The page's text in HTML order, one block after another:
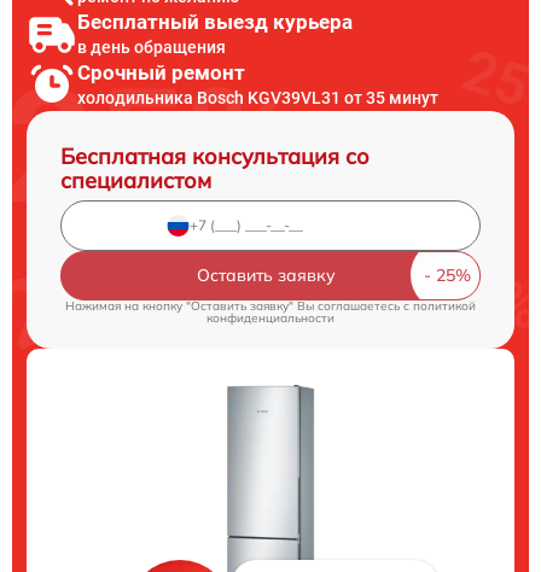
Бесплатный выезд курьера
в день обращения
Срочный ремонт
холодильника Bosch KGV39VL31 от 35 минут
Бесплатная консультация со
специалистом
Оставить заявку
Нажимая на кнопку "Оставить заявку" Вы соглашаетесь cполитикой
конфиденциальности